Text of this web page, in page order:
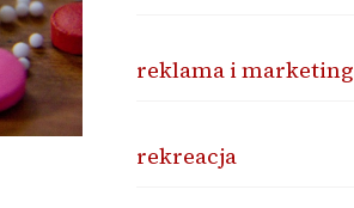
reklama i marketing
rekreacja